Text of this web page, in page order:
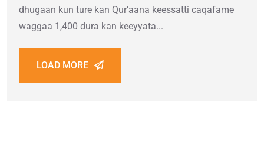
dhugaan kun ture kan Qur’aana keessatti caqafame
waggaa 1,400 dura kan keeyyata...
LOAD MORE